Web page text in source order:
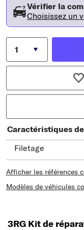
Vérifier la
Choisissez un
Caractéristiques
Filetage
Afficher les références
Modèles de véhicules
3RG Kit de